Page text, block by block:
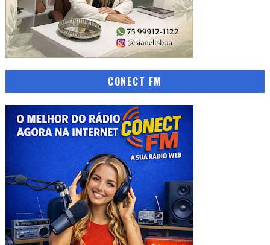
CONECT FM